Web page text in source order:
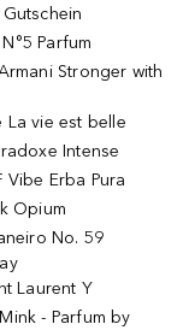
Parfum
Stronger with
La vie est belle
Intense
Vibe Erba Pura
Opium
No. 59
Laurent Y
- Parfum by